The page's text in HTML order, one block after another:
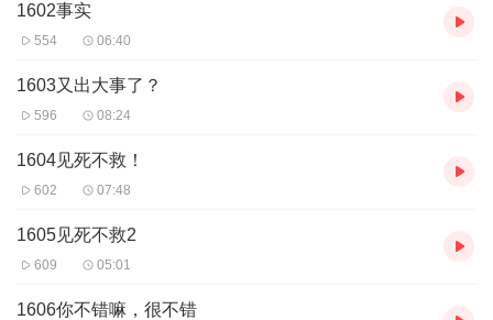
1602事实
554 06:40
1603又出大事了？
596 08:24
1604见死不救！
602 07:48
1605见死不救2
609 05:01
1606你不错嘛，很不错